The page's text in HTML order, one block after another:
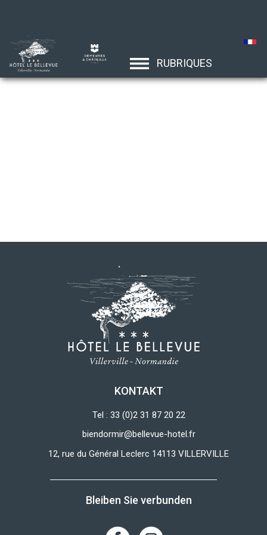
RUBRIQUES
KONTAKT
Tel : 33 (0)2 31 87 20 22
biendormir@bellevue-hotel.fr
12, rue du Général Leclerc 14113 VILLERVILLE
Bleiben Sie verbunden